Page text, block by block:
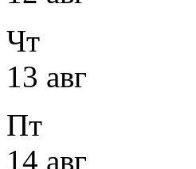
Чт
13 авг
Пт
14 авг